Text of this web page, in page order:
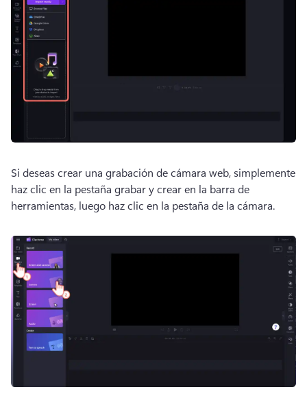
Si deseas crear una grabación de cámara web, simplemente
haz clic en la pestaña grabar y crear en la barra de
herramientas, luego haz clic en la pestaña de la cámara.